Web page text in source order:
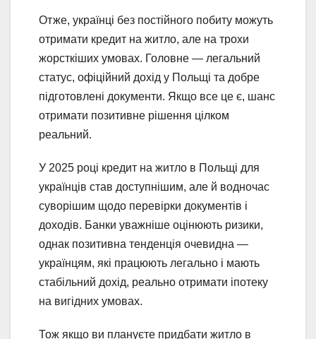
Отже, українці без постійного побиту можуть
отримати кредит на житло, але на трохи
жорсткіших умовах. Головне — легальний
статус, офіційний дохід у Польщі та добре
підготовлені документи. Якщо все це є, шанс
отримати позитивне рішення цілком
реальний.
У 2025 році кредит на житло в Польщі для
українців став доступнішим, але й водночас
суворішим щодо перевірки документів і
доходів. Банки уважніше оцінюють ризики,
однак позитивна тенденція очевидна —
українцям, які працюють легально і мають
стабільний дохід, реально отримати іпотеку
на вигідних умовах.
Тож якщо ви плануєте придбати житло в